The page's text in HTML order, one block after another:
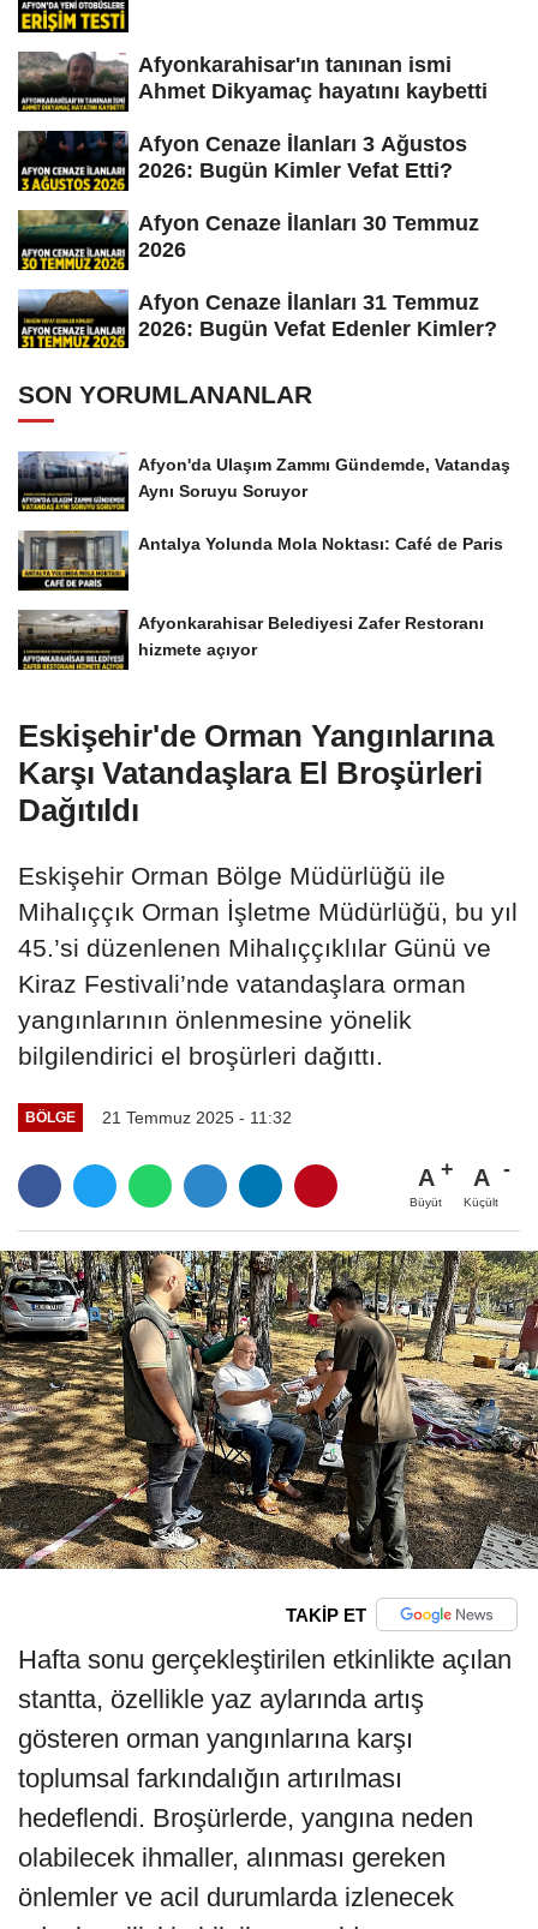
Afyonkarahisar'ın tanınan ismi
Ahmet Dikyamaç hayatını kaybetti
Afyon Cenaze İlanları 3 Ağustos
2026: Bugün Kimler Vefat Etti?
Afyon Cenaze İlanları 30 Temmuz
2026
Afyon Cenaze İlanları 31 Temmuz
2026: Bugün Vefat Edenler Kimler?
SON YORUMLANANLAR
Afyon'da Ulaşım Zammı Gündemde, Vatandaş
Aynı Soruyu Soruyor
Antalya Yolunda Mola Noktası: Café de Paris
Afyonkarahisar Belediyesi Zafer Restoranı
hizmete açıyor
Eskişehir'de Orman Yangınlarına
Karşı Vatandaşlara El Broşürleri
Dağıtıldı
Eskişehir Orman Bölge Müdürlüğü ile
Mihalıççık Orman İşletme Müdürlüğü, bu yıl
45.’si düzenlenen Mihalıççıklılar Günü ve
Kiraz Festivali’nde vatandaşlara orman
yangınlarının önlenmesine yönelik
bilgilendirici el broşürleri dağıttı.
BÖLGE 21 Temmuz 2025 - 11:32
A
Büyüt
A
Küçült
TAKİP ET
Hafta sonu gerçekleştirilen etkinlikte açılan
stantta, özellikle yaz aylarında artış
gösteren orman yangınlarına karşı
toplumsal farkındalığın artırılması
hedeflendi. Broşürlerde, yangına neden
olabilecek ihmaller, alınması gereken
önlemler ve acil durumlarda izlenecek